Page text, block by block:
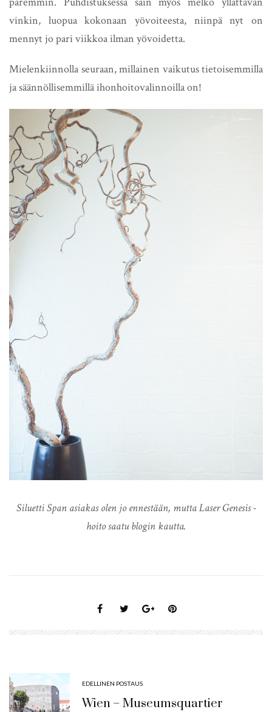
vinkin, luopua kokonaan yövoiteesta, niinpä nyt on
mennyt jo pari viikkoa ilman yövoidetta.
Mielenkiinnolla seuraan, millainen vaikutus tietoisemmilla
ja säännöllisemmillä ihonhoitovalinnoilla on!
Siluetti Span asiakas olen jo ennestään, mutta Laser Genesis -
hoito saatu blogin kautta.
EDELLINEN POSTAUS
Wien – Museumsquartier